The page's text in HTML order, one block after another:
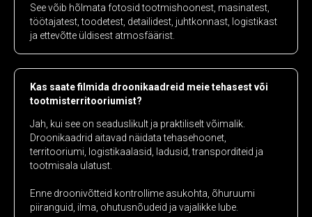
See võib hõlmata fotosid tootmishoonest, masinatest,
töötajatest, toodetest, detailidest, juhtkonnast, logistikast
ja ettevõtte üldisest atmosfäärist.
Kas saate filmida droonikaadreid meie tehasest või
tootmisterritooriumist?
Jah, kui see on seaduslikult ja praktiliselt võimalik.
Droonikaadrid aitavad näidata tehasehoonet,
territooriumi, logistikaalasid, ladusid, transporditeid ja
tootmisala ulatust.
Enne droonivõtteid kontrollime asukohta, õhuruumi
piiranguid, ilma, ohutusnõudeid ja vajalikke lube.